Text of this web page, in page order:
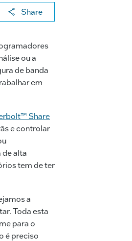
Share
X
a
c
b
k
ou a
de banda
em
Share
e controlar
alta
tem de ter
a
Toda esta
para o
é preciso